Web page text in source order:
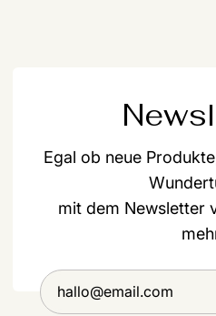
Egal ob neue
mit dem Newsletter